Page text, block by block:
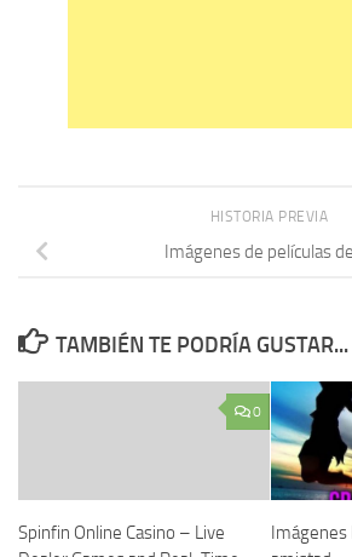
HISTORIA PREVIA
Imágenes de películas
TAMBIÉN TE PODRÍA GUSTAR...
0
Spinfin Online Casino – Live
Imágenes